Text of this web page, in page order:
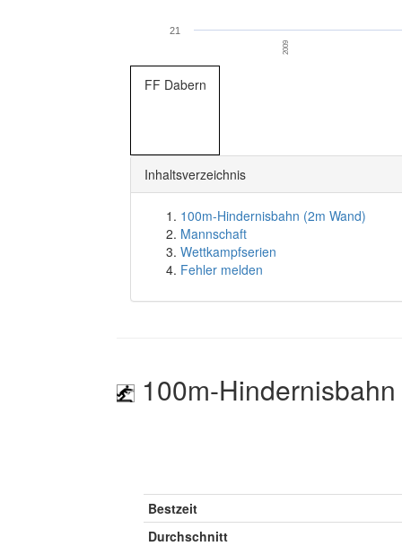
2009
21
FF Dabern
Inhaltsverzeichnis
100m-Hindernisbahn (2m Wand)
Mannschaft
Wettkampfserien
Fehler melden
100m-
Bestzeit
Durchschnitt